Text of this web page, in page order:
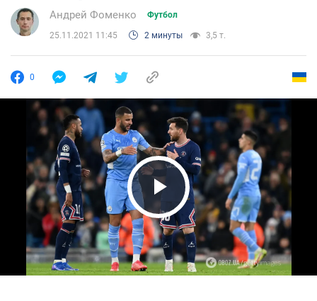
Андрей Фоменко Футбол
25.11.2021 11:45 2 минуты 3,5 т.
0
Play Video